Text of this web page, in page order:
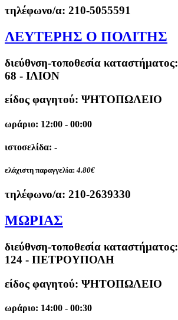
τηλέφωνο/α: 210-5055591
ΛΕΥΤΕΡΗΣ Ο ΠΟΛΙΤΗΣ
διεύθνση-τοποθεσία καταστήματος:
68 - ΙΛΙΟΝ
είδος φαγητού: ΨΗΤΟΠΩΛΕΙΟ
ωράριο: 12:00 - 00:00
ιστοσελίδα: -
ελάχιστη παραγγελία: 4.80€
τηλέφωνο/α: 210-2639330
ΜΩΡΙΑΣ
διεύθνση-τοποθεσία καταστήματος:
124 - ΠΕΤΡΟΥΠΟΛΗ
είδος φαγητού: ΨΗΤΟΠΩΛΕΙΟ
ωράριο: 14:00 - 00:30